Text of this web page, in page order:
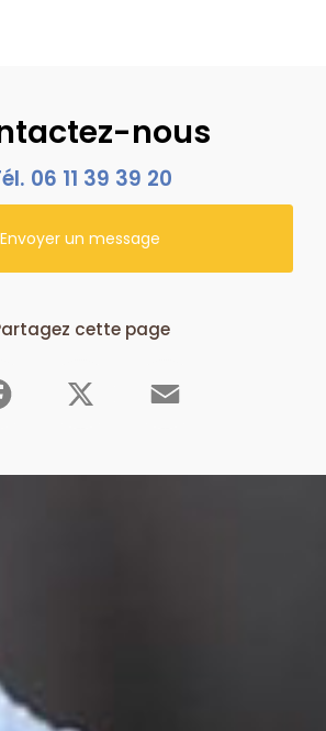
nous
06 11 39 39 20
Envoyer un message
cette page